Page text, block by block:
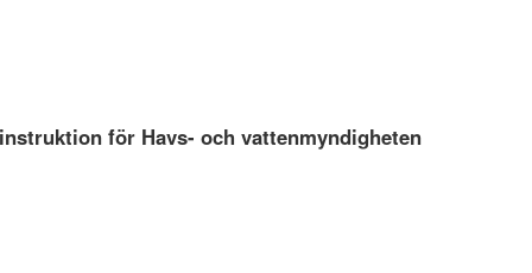
för Havs- och vattenmyndigheten